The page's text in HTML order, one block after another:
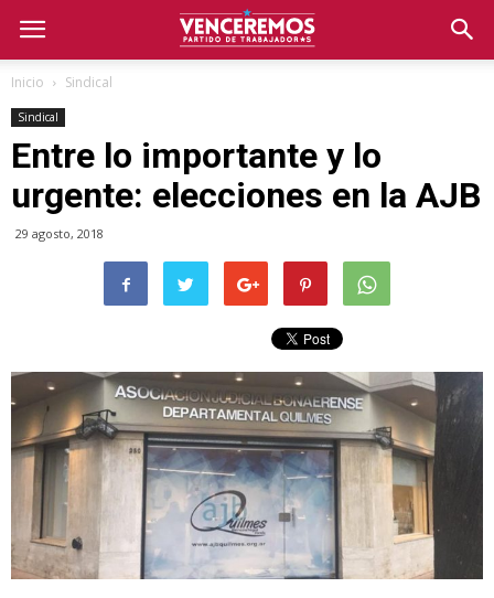
Inicio Sindical
Sindical
Entre lo importante y lo
urgente: elecciones en la AJB
29 agosto, 2018